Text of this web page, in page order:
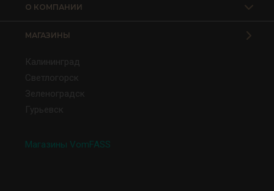
О КОМПАНИИ
МАГАЗИНЫ
Калининград
Светлогорск
Зеленоградск
Гурьевск
Магазины VomFASS